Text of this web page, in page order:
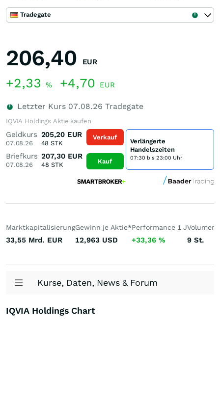
Tradegate
206,40 EUR
+2,33 % +4,70 EUR
Letzter Kurs 07.08.26 Tradegate
IQVIA Holdings Aktie kaufen
Geldkurs
07.08.26
205,20 EUR
48 STK
Briefkurs
07.08.26
207,30 EUR
48 STK
Verkauf
Kauf
Verlängerte
Handelszeiten
07:30 bis 23:00 Uhr
Marktkapitalisierung
33,55 Mrd. EUR
Gewinn je Aktie*
12,963 USD
Performance 1 J
+33,36 %
Volumen
9 St.
Kurse, Daten, News & Forum
IQVIA Holdings Chart